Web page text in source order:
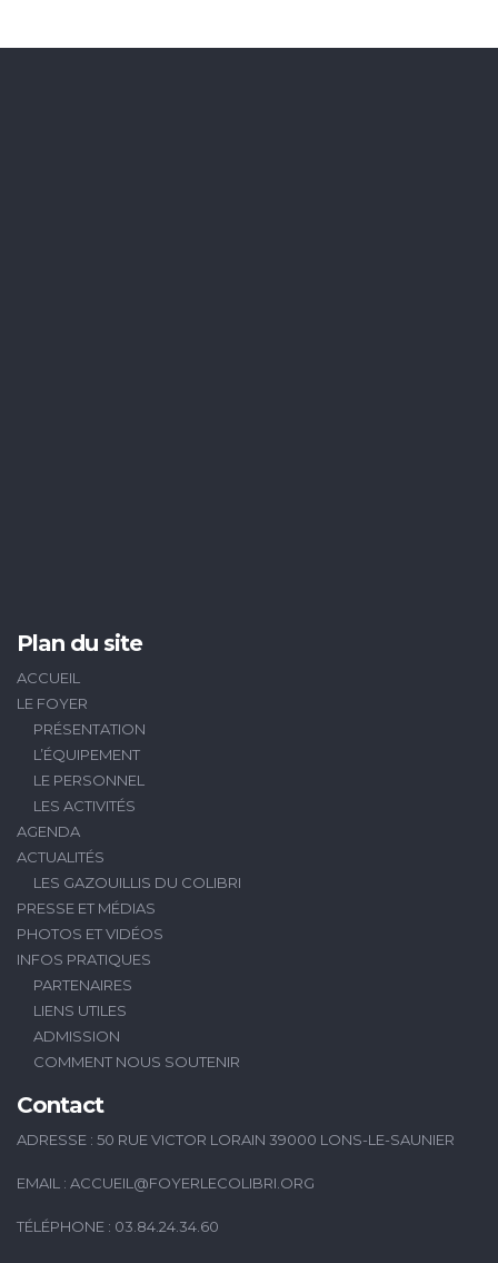
Plan du site
ACCUEIL
LE FOYER
PRÉSENTATION
L’ÉQUIPEMENT
LE PERSONNEL
LES ACTIVITÉS
AGENDA
ACTUALITÉS
LES GAZOUILLIS DU COLIBRI
PRESSE ET MÉDIAS
PHOTOS ET VIDÉOS
INFOS PRATIQUES
PARTENAIRES
LIENS UTILES
ADMISSION
COMMENT NOUS SOUTENIR
Contact
ADRESSE : 50 RUE VICTOR LORAIN 39000 LONS-LE-SAUNIER
EMAIL : ACCUEIL@FOYERLECOLIBRI.ORG
TÉLÉPHONE : 03.84.24.34.60